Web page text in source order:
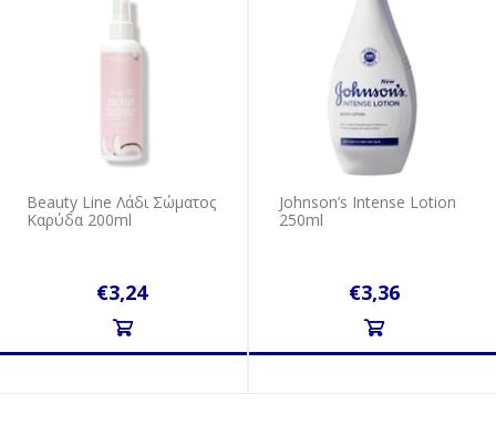
Beauty Line Λάδι Σώματος
Καρύδα 200ml
€3,24
Johnson’s Intense Lotion
250ml
€3,36